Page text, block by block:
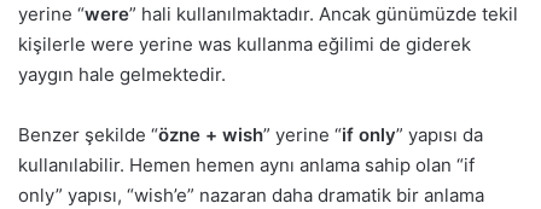
yerine “were” hali kullanılmaktadır. Ancak günümüzde tekil
kişilerle were yerine was kullanma eğilimi de giderek
yaygın hale gelmektedir.
Benzer şekilde “özne + wish” yerine “if only” yapısı da
kullanılabilir. Hemen hemen aynı anlama sahip olan “if
only” yapısı, “wish’e” nazaran daha dramatik bir anlama